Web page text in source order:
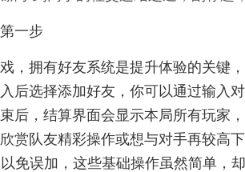
一步
，拥有好友系统是提升体验的关键
后选择添加好友，你可以通过输入
后，结算界面会显示本局所有玩家
赏队友精彩操作或想与对手再较高
免误加，这些基础操作虽然简单，